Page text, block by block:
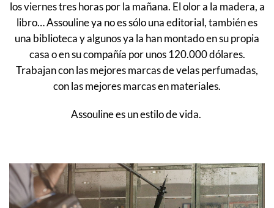
los viernes tres horas por la mañana. El olor a la madera, a
libro… Assouline ya no es sólo una editorial, también es
una biblioteca y algunos ya la han montado en su propia
casa o en su compañía por unos 120.000 dólares.
Trabajan con las mejores marcas de velas perfumadas,
con las mejores marcas en materiales.
Assouline es un estilo de vida.